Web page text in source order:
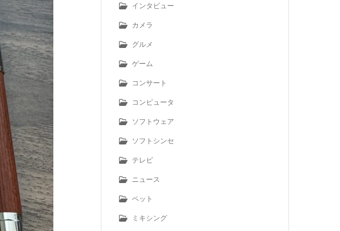
インタビュー
カメラ
グルメ
ゲーム
コンサート
コンピュータ
ソフトウェア
ソフトシンセ
テレビ
ニュース
ペット
ミキシング